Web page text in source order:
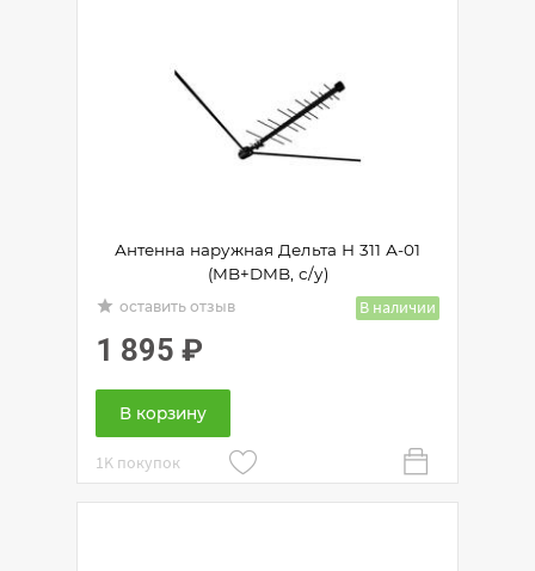
Антенна наружная Дельта Н 311 А-01
(MB+DMB, с/у)
grade оставить отзыв В наличии
1 895 ₽
В корзину
1K покупок